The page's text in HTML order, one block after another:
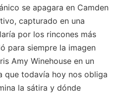
se apagara en Camden
capturado en una
por los rincones más
para siempre la imagen
Amy Winehouse en un
que todavía hoy nos obliga
la sátira y dónde